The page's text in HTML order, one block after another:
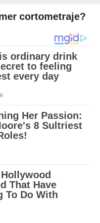
cortometraje?